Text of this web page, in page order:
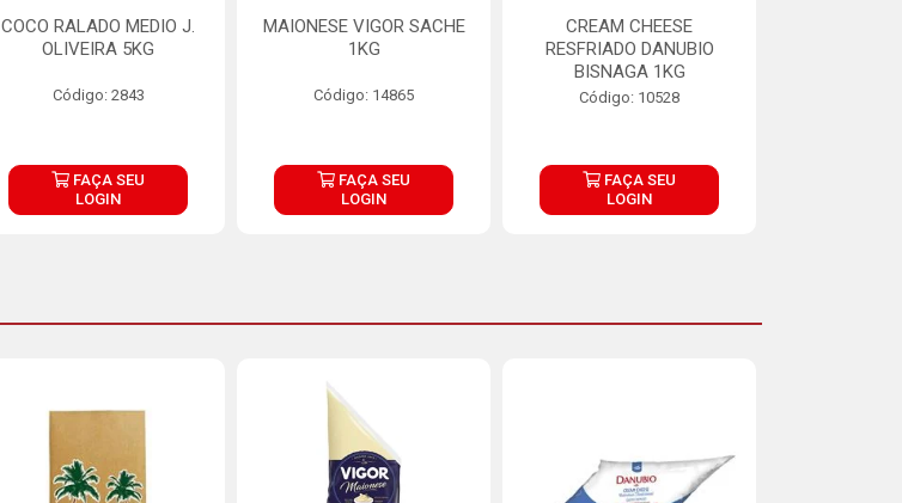
COCO RALADO MEDIO J.
OLIVEIRA 5KG
Código: 2843
FAÇA SEU
LOGIN
MAIONESE VIGOR SACHE
1KG
Código: 14865
FAÇA SEU
LOGIN
CREAM CHEESE
RESFRIADO DANUBIO
BISNAGA 1KG
Código: 10528
FAÇA SEU
LOGIN